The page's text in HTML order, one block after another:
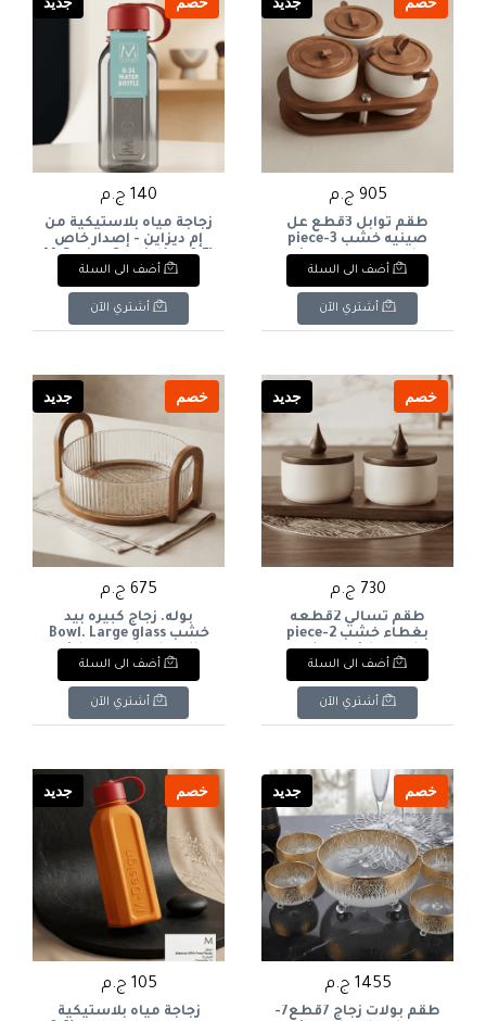
905 ج.م
طقم توابل 3قطع عل
صينيه خشب 3-piece
spice set on a wooden
tray
أضف الى السلة
أشتري الآن
140 ج.م
زجاجة مياه بلاستيكية من
إم ديزاين - إصدار خاص
(0.5 لتر)M-Design Special
Edition Plastic Water
Bottle (0.5L
أضف الى السلة
أشتري الآن
خصم جديد
730 ج.م
طقم تسالي 2قطعه
بغطاء خشب 2-piece
snack set with wooden
lid
أضف الى السلة
أشتري الآن
خصم جديد
675 ج.م
بوله. زجاج كبيره بيد
خشب Bowl. Large glass
with a wooden handle.
أضف الى السلة
أشتري الآن
خصم جديد
1455 ج.م
طقم بولات زجاج 7قطع7-
خصم جديد
105 ج.م
زجاجة مياه بلاستيكية